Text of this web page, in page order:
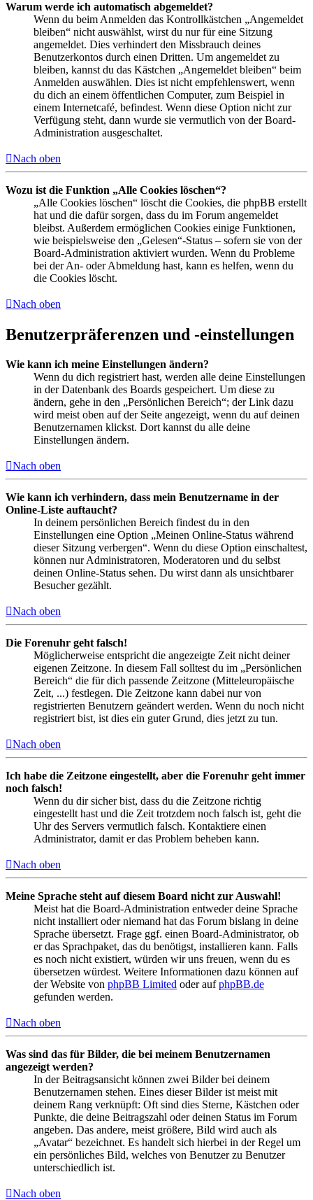
Warum werde ich automatisch abgemeldet?
Wenn du beim Anmelden das Kontrollkästchen „Angemeldet
bleiben“ nicht auswählst, wirst du nur für eine Sitzung
angemeldet. Dies verhindert den Missbrauch deines
Benutzerkontos durch einen Dritten. Um angemeldet zu
bleiben, kannst du das Kästchen „Angemeldet bleiben“ beim
Anmelden auswählen. Dies ist nicht empfehlenswert, wenn
du dich an einem öffentlichen Computer, zum Beispiel in
einem Internetcafé, befindest. Wenn diese Option nicht zur
Verfügung steht, dann wurde sie vermutlich von der Board-
Administration ausgeschaltet.
Nach oben
Wozu ist die Funktion „Alle Cookies löschen“?
„Alle Cookies löschen“ löscht die Cookies, die phpBB erstellt
hat und die dafür sorgen, dass du im Forum angemeldet
bleibst. Außerdem ermöglichen Cookies einige Funktionen,
wie beispielsweise den „Gelesen“-Status – sofern sie von der
Board-Administration aktiviert wurden. Wenn du Probleme
bei der An- oder Abmeldung hast, kann es helfen, wenn du
die Cookies löscht.
Nach oben
Benutzerpräferenzen und -einstellungen
Wie kann ich meine Einstellungen ändern?
Wenn du dich registriert hast, werden alle deine Einstellungen
in der Datenbank des Boards gespeichert. Um diese zu
ändern, gehe in den „Persönlichen Bereich“; der Link dazu
wird meist oben auf der Seite angezeigt, wenn du auf deinen
Benutzernamen klickst. Dort kannst du alle deine
Einstellungen ändern.
Nach oben
Wie kann ich verhindern, dass mein Benutzername in der
Online-Liste auftaucht?
In deinem persönlichen Bereich findest du in den
Einstellungen eine Option „Meinen Online-Status während
dieser Sitzung verbergen“. Wenn du diese Option einschaltest,
können nur Administratoren, Moderatoren und du selbst
deinen Online-Status sehen. Du wirst dann als unsichtbarer
Besucher gezählt.
Nach oben
Die Forenuhr geht falsch!
Möglicherweise entspricht die angezeigte Zeit nicht deiner
eigenen Zeitzone. In diesem Fall solltest du im „Persönlichen
Bereich“ die für dich passende Zeitzone (Mitteleuropäische
Zeit, ...) festlegen. Die Zeitzone kann dabei nur von
registrierten Benutzern geändert werden. Wenn du noch nicht
registriert bist, ist dies ein guter Grund, dies jetzt zu tun.
Nach oben
Ich habe die Zeitzone eingestellt, aber die Forenuhr geht immer
noch falsch!
Wenn du dir sicher bist, dass du die Zeitzone richtig
eingestellt hast und die Zeit trotzdem noch falsch ist, geht die
Uhr des Servers vermutlich falsch. Kontaktiere einen
Administrator, damit er das Problem beheben kann.
Nach oben
Meine Sprache steht auf diesem Board nicht zur Auswahl!
Meist hat die Board-Administration entweder deine Sprache
nicht installiert oder niemand hat das Forum bislang in deine
Sprache übersetzt. Frage ggf. einen Board-Administrator, ob
er das Sprachpaket, das du benötigst, installieren kann. Falls
es noch nicht existiert, würden wir uns freuen, wenn du es
übersetzen würdest. Weitere Informationen dazu können auf
der Website von phpBB Limited oder aufphpBB.de
gefunden werden.
Nach oben
Was sind das für Bilder, die bei meinem Benutzernamen
angezeigt werden?
In der Beitragsansicht können zwei Bilder bei deinem
Benutzernamen stehen. Eines dieser Bilder ist meist mit
deinem Rang verknüpft: Oft sind dies Sterne, Kästchen oder
Punkte, die deine Beitragszahl oder deinen Status im Forum
angeben. Das andere, meist größere, Bild wird auch als
„Avatar“ bezeichnet. Es handelt sich hierbei in der Regel um
ein persönliches Bild, welches von Benutzer zu Benutzer
unterschiedlich ist.
Nach oben